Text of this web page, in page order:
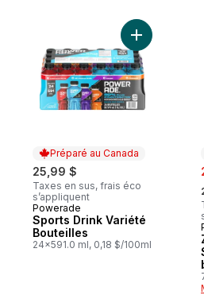
Préparé au Canada
25,99 $
Taxes en sus, frais éco
s’appliquent
Préparé au Canada
Powerade
Sports Drink Variété
Bouteilles
24x591.0 ml, 0,18 $/100ml
Ajouter